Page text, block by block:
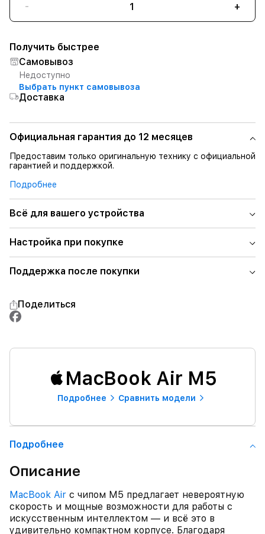
- +
Получить быстрее
Самовывоз
Недоступно
Выбрать пункт самовывоза
Доставка
Официальная гарантия до 12 месяцев
Предоставим только оригинальную технику с официальной
гарантией и поддержкой.
Подробнее
Всё для вашего устройства
Настройка при покупке
Поддержка после покупки
Поделиться
MacBook Air M5
Подробнее Сравнить модели
Подробнее
Описание
MacBook Air с чипом M5 предлагает невероятную
скорость и мощные возможности для работы с
искусственным интеллектом — и всё это в
удивительно компактном корпусе. Благодаря